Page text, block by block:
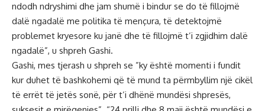
ndodh ndryshimi dhe jam shumë i bindur se do të fillojmë
dalë ngadalë me politika të mençura, të detektojmë
problemet kryesore ku janë dhe të fillojmë t’i zgjidhim dalë
ngadalë”, u shpreh Gashi.
Gashi, mes tjerash u shpreh se ”ky është momenti i fundit
kur duhet të bashkohemi që të mund ta përmbyllim një cikël
të errët të jetës sonë, për t’i dhënë mundësi shpresës,